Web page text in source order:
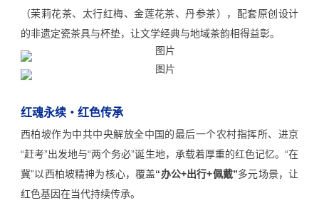
（茉莉花茶、太行红梅、金莲花茶、丹参茶），配套原创设计
的非遗定瓷茶具与杯垫，让文学经典与地域茶韵相得益彰。
红魂永续・红色传承
西柏坡作为中共中央解放全中国的最后一个农村指挥所、进京
“赶考”出发地与“两个务必”诞生地，承载着厚重的红色记忆。“在
冀”以西柏坡精神为核心，覆盖“办公+出行+佩戴”多元场景，让
红色基因在当代持续传承。